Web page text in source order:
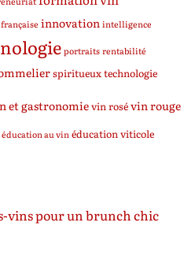
innovation intelligence
portraitsrentabilité
spiritueuxtechnologie
et gastronomievin rosévin rouge
éducation au vin éducation viticole
vins pour un brunch chic